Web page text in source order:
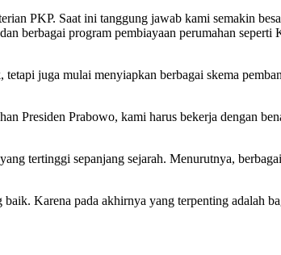
PKP. Saat ini tanggung jawab kami semakin
program pembiayaan perumahan seperti
juga mulai menyiapkan berbagai skema
Presiden Prabowo, kami harus bekerja dengan
tertinggi sepanjang sejarah. Menurutnya,
Karena pada akhirnya yang terpenting adalah